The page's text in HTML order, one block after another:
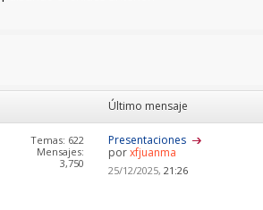
Último mensaje
Temas: 622
Mensajes:
3,750
Presentaciones
porxfjuanma
25/12/2025,21:26